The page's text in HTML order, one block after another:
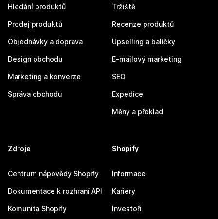
Hledání produktů
Prodej produktů
Objednávky a doprava
Design obchodu
Marketing a konverze
Správa obchodu
Tržiště
Recenze produktů
Upselling a balíčky
E-mailový marketing
SEO
Expedice
Měny a překlad
Zdroje
Centrum nápovědy Shopify
Dokumentace k rozhraní API
Komunita Shopify
Shopify
Informace
Kariéry
Investoři